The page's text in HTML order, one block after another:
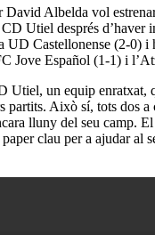
Albelda vol
Utiel després d’haver
UD Castellonense (2-0) i
Jove Español (1-1) i
Utiel, un equip enratxat,
partits. Això sí, tots dos a
lluny del seu camp.
clau per a ajudar al